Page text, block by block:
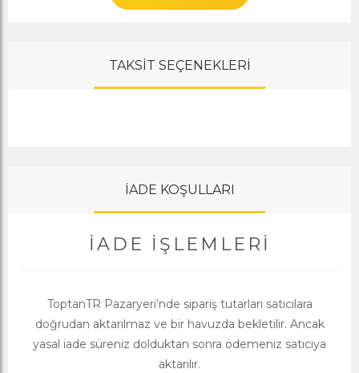
TAKSİT SEÇENEKLERİ
İADE KOŞULLARI
İADE İŞLEMLERI
ToptanTR Pazaryeri’nde sipariş tutarları satıcılara
doğrudan aktarılmaz ve bir havuzda bekletilir. Ancak
yasal iade süreniz dolduktan sonra ödemeniz satıcıya
aktarılır.